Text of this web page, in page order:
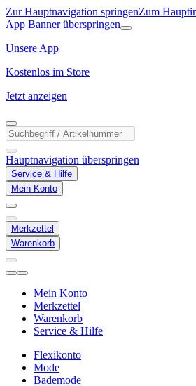
Zur Hauptnavigation springenZum
App Banner überspringen
Unsere App
Kostenlos im Store
Jetzt anzeigen
Hauptnavigation überspringen
Service & Hilfe
Mein Konto
Merkzettel
Warenkorb
Mein Konto
Merkzettel
Warenkorb
Service & Hilfe
Flexikonto
Mode
Bademode